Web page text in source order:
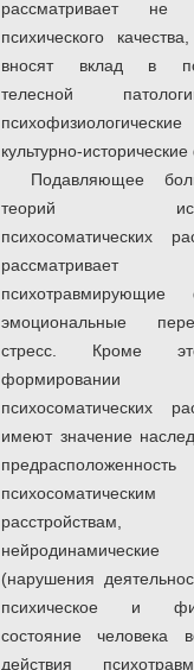
рассматривает не
психического
вносят вклад в
телесной
культурно-
Подавляющее
теорий
психосоматических
рассматривает
психотравмирующие
эмоциональные
стресс. Кроме
формировании
психосоматических
имеют значение
психосоматическим
расстройствам,
(нарушения
психическое и
состояние человека
действия